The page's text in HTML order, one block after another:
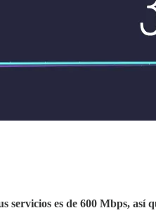
servicios es de 600 Mbps, así